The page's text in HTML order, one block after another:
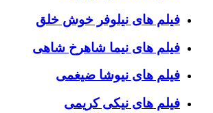
فیلم های نیلوفر خوش خلق
فیلم های نیما شاهرخ شاهی
فیلم های نیوشا ضیغمی
فیلم های نیکی کریمی